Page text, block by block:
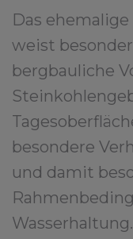
Das
weist
bergbauliche
besondere
und damit
Wasserhaltung.